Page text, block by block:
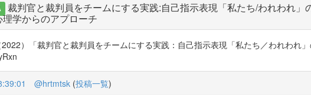
裁判官と裁判員をチームにする実践:自己指示表現「私たち/われわれ
学からのアプローチ
2022）「裁判官と裁判員をチームにする実践：自己指示表現「私たち／われわれ
@hrtmtsk (投稿一覧)